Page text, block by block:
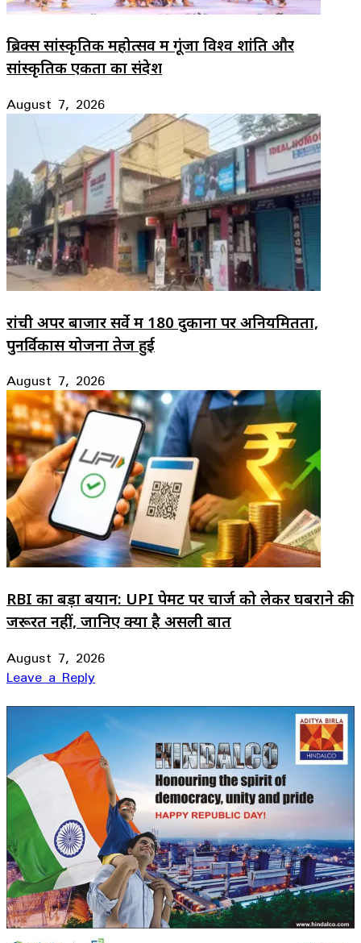
ब्रिक्स सांस्कृतिक महोत्सव में गूंजा विश्व शांति और
सांस्कृतिक एकता का संदेश
August 7, 2026
रांची अपर बाजार सर्वे में 180 दुकानों पर अनियमितता,
पुनर्विकास योजना तेज हुई
August 7, 2026
RBI का बड़ा बयान: UPI पेमेंट पर चार्ज को लेकर घबराने की
जरूरत नहीं, जानिए क्या है असली बात
August 7, 2026
Leave a Reply